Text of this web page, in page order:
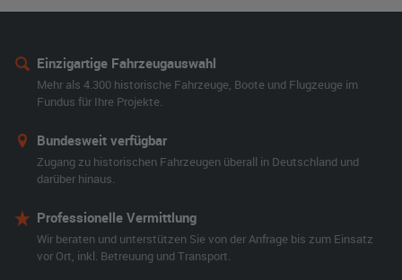
Einzigartige Fahrzeugauswahl
Mehr als 4.300 historische Fahrzeuge, Boote und Flugzeuge im
Fundus für Ihre Projekte.
Bundesweit verfügbar
Zugang zu historischen Fahrzeugen überall in Deutschland und
darüber hinaus.
Professionelle Vermittlung
Wir beraten und unterstützen Sie von der Anfrage bis zum Einsatz
vor Ort, inkl. Betreuung und Transport.